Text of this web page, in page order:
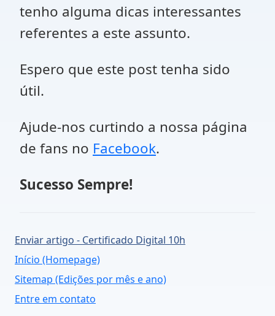
tenho alguma dicas interessantes
referentes a este assunto.
Espero que este post tenha sido
útil.
Ajude-nos curtindo a nossa página
de fans no Facebook.
Sucesso Sempre!
Enviar artigo - Certificado Digital 10h
Início (Homepage)
Sitemap (Edições por mês e ano)
Entre em contato